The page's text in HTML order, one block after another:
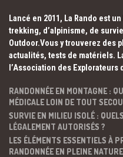
Lancé en 2011, La Rando est
trekking, d’alpinisme, de
Outdoor.Vous y trouverez des
actualités, tests de matériels.
l’Association des Explorateurs
RANDONNÉE EN MONTAGNE :
MÉDICALE LOIN DE TOUT
SURVIE EN MILIEU ISOLÉ :
LÉGALEMENT AUTORISÉS ?
LES ÉLÉMENTS ESSENTIELS À
RANDONNÉE EN PLEINE NATURE